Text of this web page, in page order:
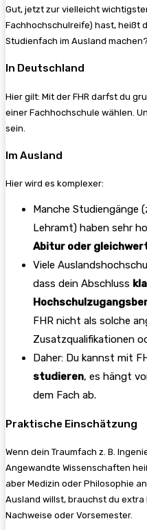
Gut, jetzt zur vielleicht
Fachhochschulreife) hast, heißt
Studienfach im Ausland machen?
In Deutschland
Hier gilt: Mit der FHR darfst du
einer Fachhochschule wählen.
sein.
Im Ausland
Hier wird es komplexer:
Manche Studiengänge
Lehramt) haben sehr
Abitur oder
Viele
dass dein Abschluss
FHR nicht als solche
Zusatzqualifikationen
Daher: Du kannst mit
studieren, es hängt
dem Fach ab.
Praktische Einschätzung
Wenn dein Traumfach z. B.
Angewandte Wissenschaften
aber Medizin oder Philosophie
Ausland willst, brauchst du extra
Nachweise oder Vorsemester.